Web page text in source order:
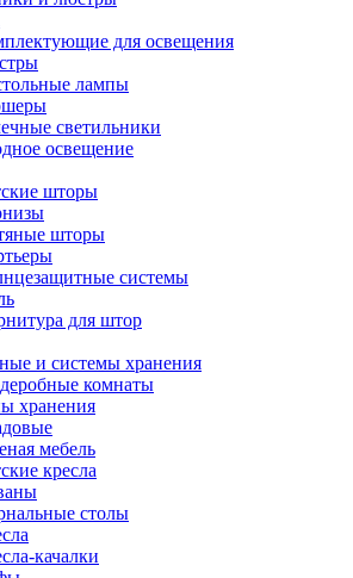
для освещения
лампы
светильники
освещение
шторы
шторы
системы
для штор
и системы хранения
комнаты
хранения
мебель
кресла
столы
качалки